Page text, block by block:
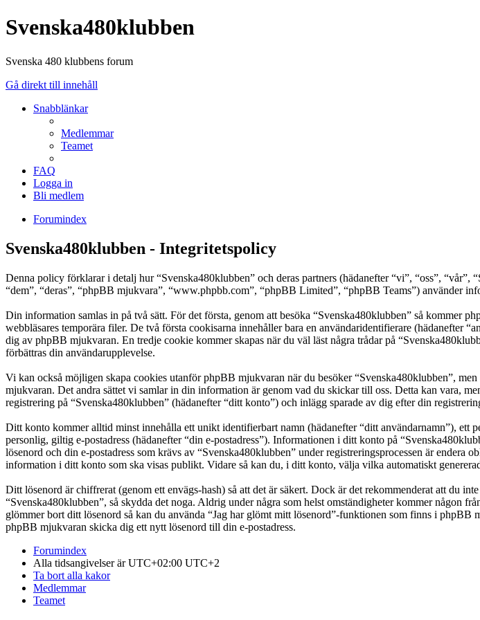
Svenska480klubben
Svenska 480 klubbens forum
Gå direkt till innehåll
Snabblänkar
Medlemmar
Teamet
FAQ
Logga in
Bli medlem
Forumindex
Svenska480klubben - Integritetspolicy
Denna policy förklarar i detalj hur “Svenska480klubben” och deras partners (hädanefter “vi”, “oss”,
“dem”, “deras”, “phpBB mjukvara”, “www.phpbb.com”, “phpBB Limited”, “phpBB Teams”) använder
Din information samlas in på två sätt. För det första, genom att besöka “Svenska480klubben” så kommer
webbläsares temporära filer. De två första cookisarna innehåller bara en användaridentifierare (hädanefter
dig av phpBB mjukvaran. En tredje cookie kommer skapas när du väl läst några trådar på
förbättras din användarupplevelse.
Vi kan också möjligen skapa cookies utanför phpBB mjukvaran när du besöker “Svenska480klubben”,
mjukvaran. Det andra sättet vi samlar in din information är genom vad du skickar till oss. Detta kan vara,
registrering på “Svenska480klubben” (hädanefter “ditt konto”) och inlägg sparade av dig efter din
Ditt konto kommer alltid minst innehålla ett unikt identifierbart namn (hädanefter “ditt användarnamn”), ett
personlig, giltig e-postadress (hädanefter “din e-postadress”). Informationen i ditt konto på
lösenord och din e-postadress som krävs av “Svenska480klubben” under registreringsprocessen är
information i ditt konto som ska visas publikt. Vidare så kan du, i ditt konto, välja vilka automatiskt
Ditt lösenord är chiffrerat (genom ett envägs-hash) så att det är säkert. Dock är det rekommenderat att du
“Svenska480klubben”, så skydda det noga. Aldrig under några som helst omständigheter kommer någon
glömmer bort ditt lösenord så kan du använda “Jag har glömt mitt lösenord”-funktionen som finns i
phpBB mjukvaran skicka dig ett nytt lösenord till din e-postadress.
Forumindex
Alla tidsangivelser är UTC+02:00 UTC+2
Ta bort alla kakor
Medlemmar
Teamet